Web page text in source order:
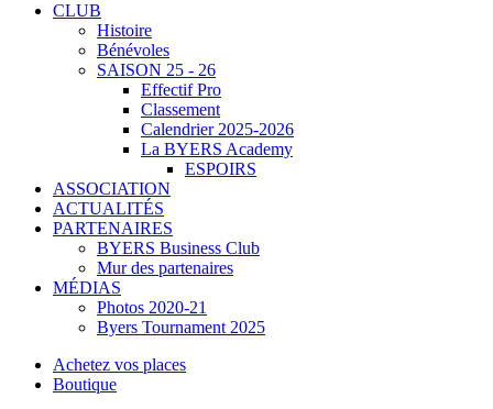
CLUB
Histoire
Bénévoles
SAISON 25 - 26
Effectif Pro
Classement
Calendrier 2025-2026
La BYERS Academy
ESPOIRS
ASSOCIATION
ACTUALITÉS
PARTENAIRES
BYERS Business Club
Mur des partenaires
MÉDIAS
Photos 2020-21
Byers Tournament 2025
Achetez vos places
Boutique